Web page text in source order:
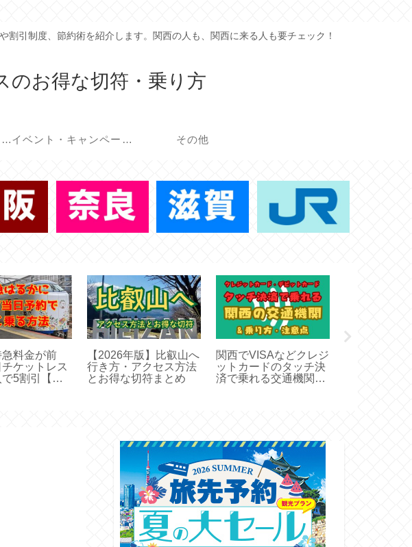
引制度、節約術を紹介します。関西の人も、関西に来る人も要チェック！
のお得な切符・乗り方
割引制度・交通費節約術 イベント・キャンペーン その他
料金が前
チケットレス
5割引【買
【2026年版】比叡山へ
行き方・アクセス方法
とお得な切符まとめ
関西でVISAなどクレジ
ットカードのタッチ決
済で乗れる交通機関と